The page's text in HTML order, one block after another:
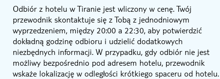
Odbiór z hotelu w Tiranie jest wliczony w cenę. Twój
przewodnik skontaktuje się z Tobą z jednodniowym
wyprzedzeniem, między 20:00 a 22:30, aby potwierdzić
dokładną godzinę odbioru i udzielić dodatkowych
niezbędnych informacji. W przypadku, gdy odbiór nie jest
możliwy bezpośrednio pod adresem hotelu, przewodnik
wskaże lokalizację w odległości krótkiego spaceru od hotelu.